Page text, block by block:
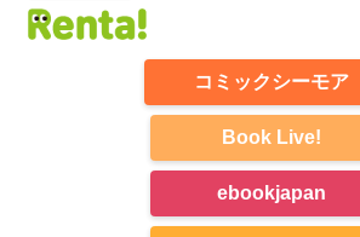
コミックシーモア
Book Live!
ebookjapan